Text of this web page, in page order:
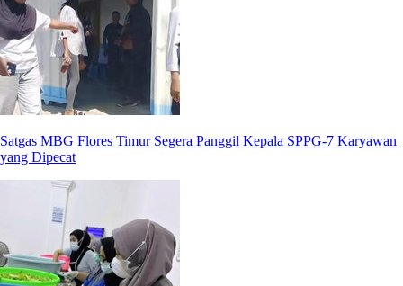
Satgas MBG Flores Timur Segera Panggil Kepala SPPG-7 Karyawan
yang Dipecat